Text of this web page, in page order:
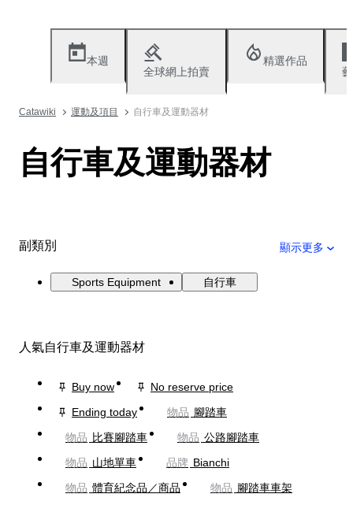
本週
全球網上拍賣
精選作品
Catawiki 運動及項目 自行車及運動器材
自行車及運動器材
副類別 顯示更多
Sports Equipment 自行車
人氣自行車及運動器材
Buy now
No reserve price
Ending today
物品 腳踏車
物品 比賽腳踏車 物品 公路腳踏車
物品 山地單車 品牌 Bianchi
物品 體育紀念品／商品 物品 腳踏車車架